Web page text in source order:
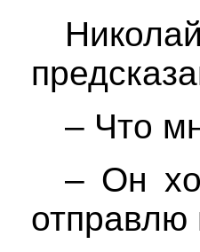
– Что
– Он
отправлю